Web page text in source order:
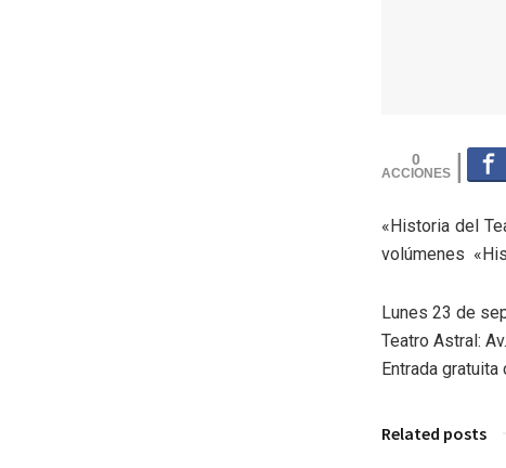
0
«Historia del
volúmenes
Lunes 23 de
Teatro Astral:
Entrada
Related posts